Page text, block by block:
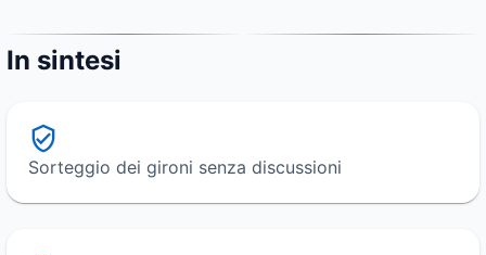
In sintesi
Sorteggio dei gironi senza discussioni